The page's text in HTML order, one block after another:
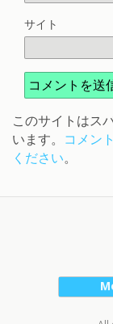
サイト
このサイトはス
います。 コメン
ください。